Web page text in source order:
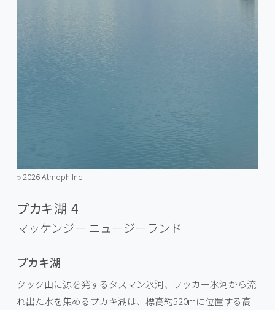
©️2026 Atmoph Inc.
プカキ湖 4
マッケンジー ニュージーランド
プカキ湖
クック山に源を発するタスマン氷河、フッカー氷河から流
れ出た水を集めるプカキ湖は、標高約520mに位置する高